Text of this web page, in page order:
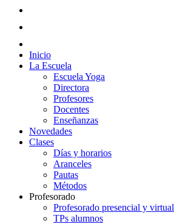
Inicio
La Escuela
Escuela Yoga
Directora
Profesores
Docentes
Enseñanzas
Novedades
Clases
Días y horarios
Aranceles
Pautas
Métodos
Profesorado
Profesorado presencial y virtual
TPs alumnos